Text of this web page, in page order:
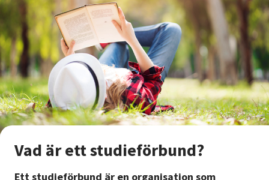
Vad är ett studieförbund?
Ett studieförbund är en organisation som